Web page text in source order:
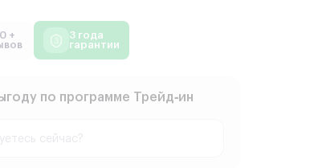
+
3 года
гарантии
по программе Трейд‑ин